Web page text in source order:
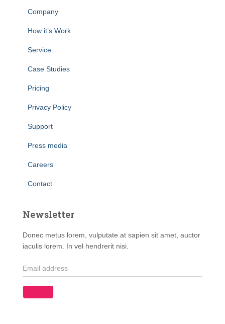
Company
How it’s Work
Service
Case Studies
Pricing
Privacy Policy
Support
Press media
Careers
Contact
Newsletter
Donec metus lorem, vulputate at sapien sit amet, auctor
iaculis lorem. In vel hendrerit nisi.